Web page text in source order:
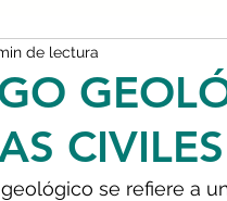
CIVILES
de lectura
se refiere a